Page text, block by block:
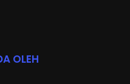
OLEH